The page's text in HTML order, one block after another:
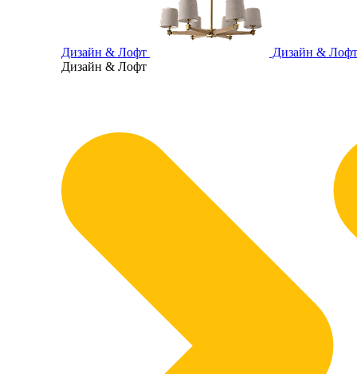
Дизайн & Лофт
Дизайн & Лофт
Дизайн & Лофт